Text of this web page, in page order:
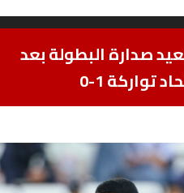
صدارة البطولة بعد
تواركة 1-0